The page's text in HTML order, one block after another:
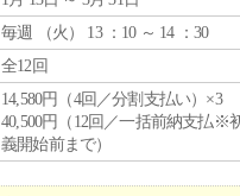
毎週 （火 ） 13 ：10 ～ 14 ：30
全12回
14,580円（4回／分割支払い）×3
40,500円（12回／一括前納支払※
義開始前まで）